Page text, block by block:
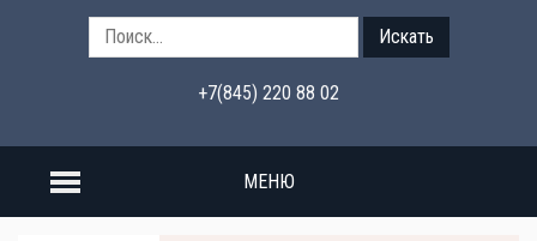
Искать
+7(845) 220 88 02
МЕНЮ